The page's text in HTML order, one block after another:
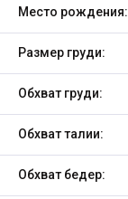
Место рождения:
Размер груди:
Обхват груди:
Обхват талии:
Обхват бедер: